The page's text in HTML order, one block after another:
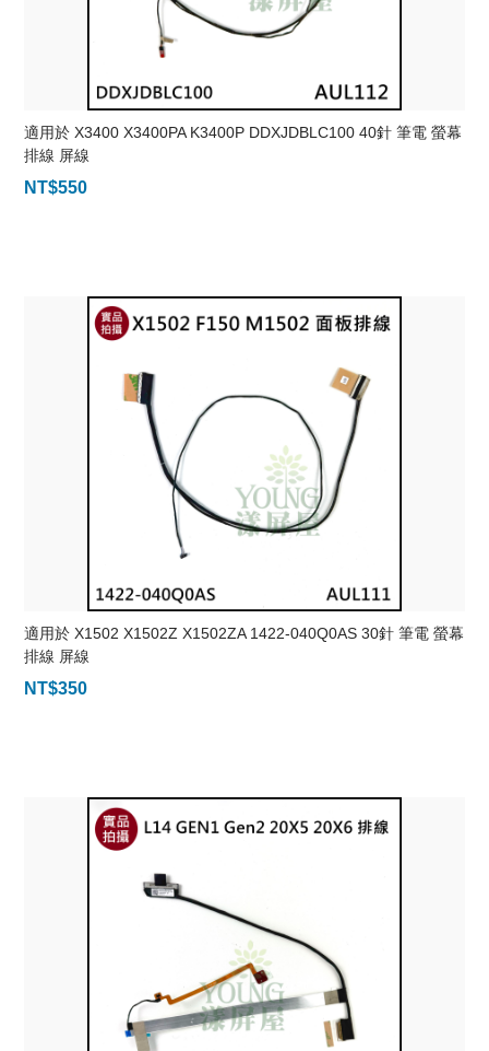
適用於 X3400 X3400PA K3400P DDXJDBLC100 40針 筆電 螢幕
排線 屏線
NT$550
適用於 X1502 X1502Z X1502ZA 1422-040Q0AS 30針 筆電 螢幕
排線 屏線
NT$350